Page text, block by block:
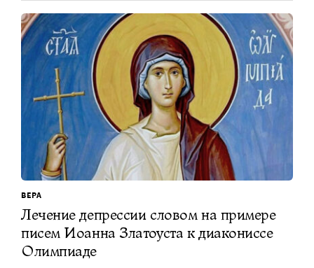
ВЕРА
Лечение депрессии словом на примере
писем Иоанна Златоуста к диакониссе
Олимпиаде